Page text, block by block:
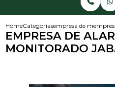
HomeCategoriasempresa de
EMPRESA DE
MONITORADO